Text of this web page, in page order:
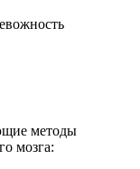
методы
мозга: